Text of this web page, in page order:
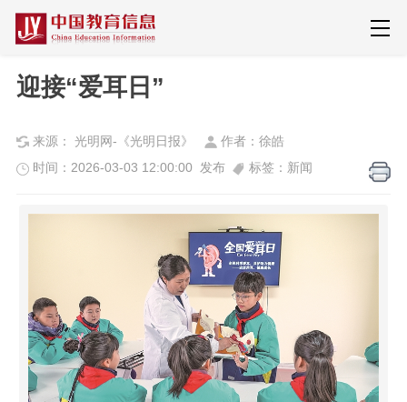
迎接“爱耳日”
来源： 光明网-《光明日报》
作者：徐皓
时间：2026-03-03 12:00:00 发布
标签：新闻